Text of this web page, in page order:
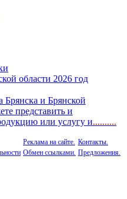
области 2026 год
Брянска и Брянской
представить и
или услугу и..........
Реклама на сайте.
Обмен ссылками.
Контакты.
Предложения.